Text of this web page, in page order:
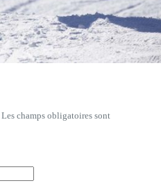
Les champs obligatoires sont